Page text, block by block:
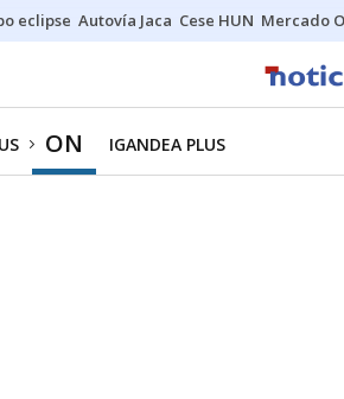
eclipse Autovía Jaca Cese HUN Mercado
ON IGANDEA PLUS